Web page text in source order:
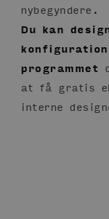
nybegyndere.
Du kan
programmet
at få gratis
interne